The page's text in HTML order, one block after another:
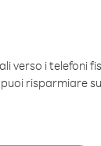
i telefoni
risparmiare